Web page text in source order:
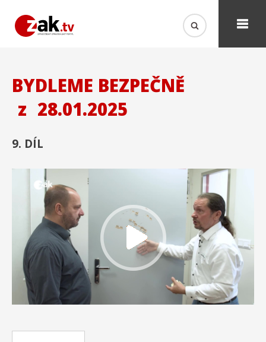
BYDLEME BEZPEČNĚ
z 28.01.2025
9. DÍL